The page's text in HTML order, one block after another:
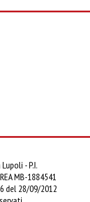
- P.I.
MB-1884541
del 28/09/2012